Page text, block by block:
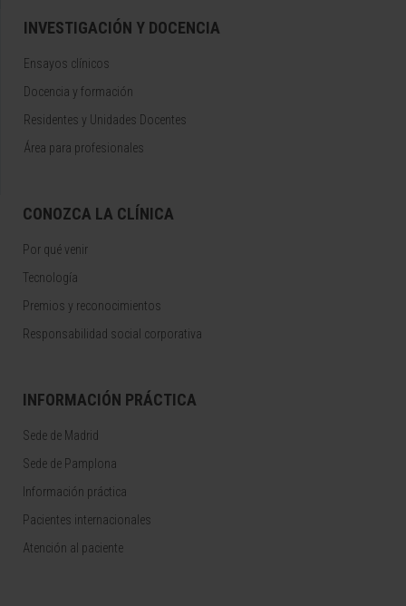
INVESTIGACIÓN Y DOCENCIA
Ensayos clínicos
Docencia y formación
Residentes y Unidades Docentes
Área para profesionales
CONOZCA LA CLÍNICA
Por qué venir
Tecnología
Premios y reconocimientos
Responsabilidad social corporativa
INFORMACIÓN PRÁCTICA
Sede de Madrid
Sede de Pamplona
Información práctica
Pacientes internacionales
Atención al paciente